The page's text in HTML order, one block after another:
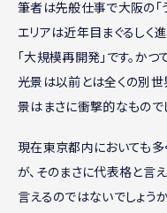
筆者は先般仕事で大阪の「
エリアは近年目まぐるしく
「大規模再開発」です。か
光景は以前とは全くの別世
景はまさに衝撃的なもので
現在東京都内においても多
が、そのまさに代表格と言
言えるのではないでしょうか